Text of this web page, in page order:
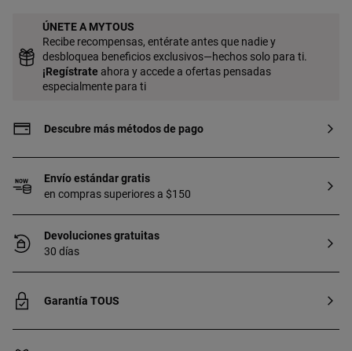
joya.
ÚNETE A MYTOUS
Recibe recompensas, entérate antes que nadie y
desbloquea beneficios exclusivos—hechos solo para ti.
¡Regístrate ahora y accede a ofertas pensadas
especialmente para ti
Descubre más métodos de pago
Envío estándar gratis
en compras superiores a $150
Devoluciones gratuitas
30 días
Garantía TOUS